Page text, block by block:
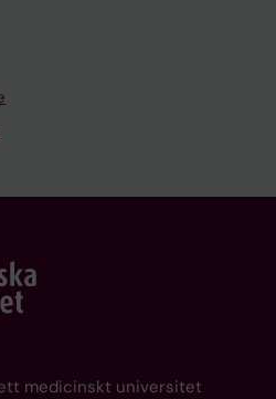
medicinskt universitet